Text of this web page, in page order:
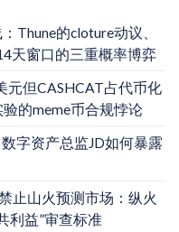
Thune的cloture动议、
天窗口的三重概率博弈
元但CASHCAT占代币化
的meme币合规悖论
字资产总监JD如何暴露
止山火预测市场：纵火
利益”审查标准